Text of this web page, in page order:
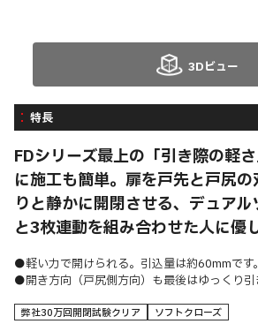
3Dビュー
特長
FDシリーズ最上の「引き際の軽
に施工も簡単。扉を戸先と戸尻
りと静かに開閉させる、デュア
と3枚連動を組み合わせた人に優
●軽い力で開けられる。引込量は約60mmです。
●開き方向（戸尻側方向）も最後はゆっくり引
弊社30万回開閉試験クリア ソフトクローズ